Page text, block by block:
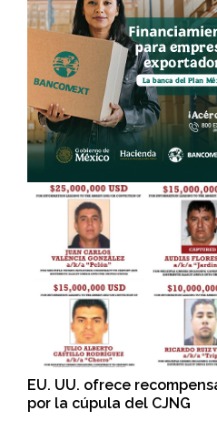
EU. UU. ofrece
por la cúpula del CJNG